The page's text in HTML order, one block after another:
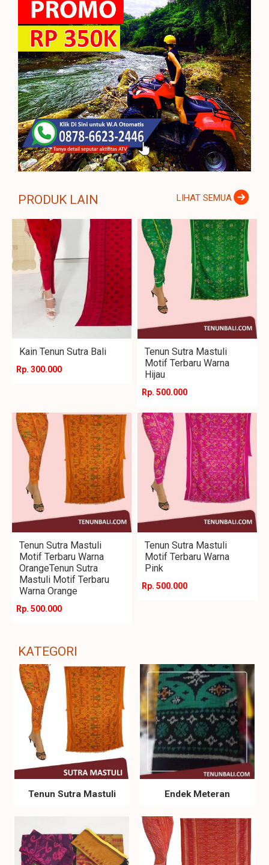
PRODUK LAIN LIHAT SEMUA
Kain Tenun Sutra Bali
Rp. 300.000
Tenun Sutra Mastuli
Motif Terbaru Warna
Hijau
Rp. 500.000
Tenun Sutra Mastuli
Motif Terbaru Warna
OrangeTenun Sutra
Mastuli Motif Terbaru
Warna Orange
Rp. 500.000
Tenun Sutra Mastuli
Motif Terbaru Warna
Pink
Rp. 500.000
KATEGORI
Tenun Sutra Mastuli Endek Meteran